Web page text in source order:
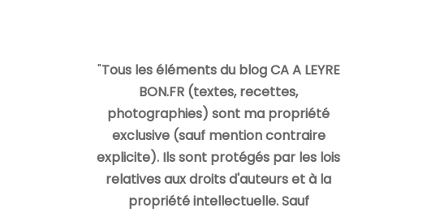
"Tous les éléments du blog CA A LEYRE
BON.FR (textes, recettes,
photographies) sont ma propriété
exclusive (sauf mention contraire
explicite). Ils sont protégés par les lois
relatives aux droits d'auteurs et à la
propriété intellectuelle. Sauf